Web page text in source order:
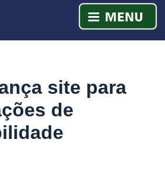
site para
de